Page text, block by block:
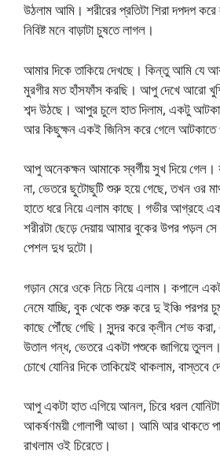
উঠলাম আমি। শরীরের প্রতিটা শিরা দপদপ
নিবিষ্ট মনে বাড়াটা চুষতে লাগল।
আমার দিকে তাকিয়ে দেখছে। কিন্তু আমি যে
মুরগীর মত হাঁসফাঁস করছি। আপু দেখে আরো
শব্দ উঠছে। আপুর চুলে হাত দিলাম, একটু
আর কিছুক্ষন একই জিনিস করে গেলে আটকাতে
আপু অনেকক্ষন আমাকে স্বর্গীয় সুখ দিয়ে
না, ভেতরে ছুটোছুটি শুরু হয়ে গেছে, তখন ওর
হাতে ধরে নিয়ে এলাম কাছে। গভীর আগ্রহে
শরীরটা ছেড়ে দেয়ায় আমার বুকের উপর পড়ল
পেশল দুধ দুটো।
গড়ান মেরে ওকে নিচে নিয়ে এলাম। কপালে
নেমে যাচ্ছি, বুক থেকে শুরু করে দু ইঞ্চি পরপর
কাছে পৌঁছে গেছি। সুন্দর করে ক্লীন শেভ
উতাল গন্ধ, ভেতরে একটা পশুকে জাগিয়ে
চোখে যোনির দিকে তাকিয়েই থাকলাম, বাস্তবে
আপু একটা হাত এগিয়ে আনল, চিরে ধরল
আকর্ষণময়ী গোলাপী আভা। আমি আর থাকতে
রাখলাম ওই চিরেতে।